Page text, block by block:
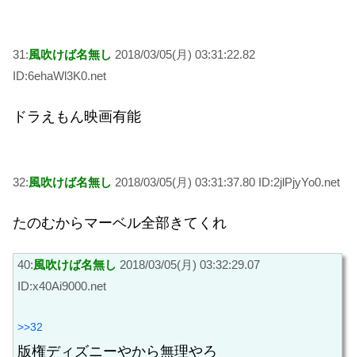
31:風吹けば名無し 2018/03/05(月) 03:31:22.82
ID:6ehaWl3K0.net
ドラえもん映画有能
32:風吹けば名無し 2018/03/05(月) 03:31:37.80 ID:2jlPjyYo0.net
たのむからマーベル全部きてくれ
40:風吹けば名無し 2018/03/05(月) 03:32:29.07
ID:x40Ai9000.net
>>32
版権ディズニーやから無理やろ